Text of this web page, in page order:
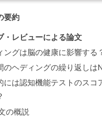
要約
・レビューによる論文
ングは脳の健康に影響する
のヘディングの繰り返しは
には認知機能テストのスコ
の概説